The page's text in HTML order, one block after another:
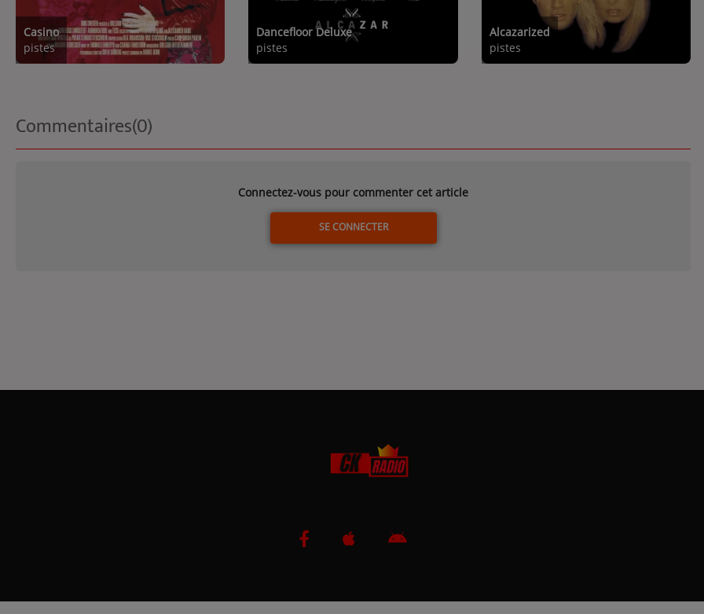
Casino
pistes
Dancefloor Deluxe
pistes
Alcazarized
pistes
Commentaires(0)
Connectez-vous pour commenter cet article
SE CONNECTER